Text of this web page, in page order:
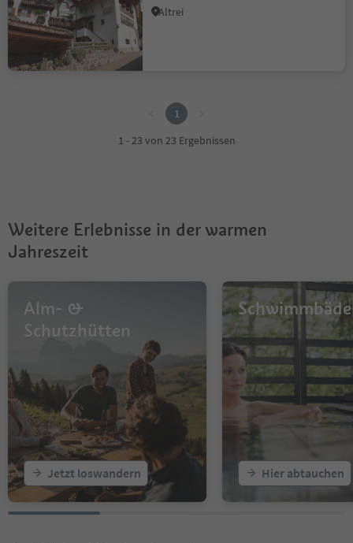
Altrei
1
1 - 23 von 23 Ergebnissen
Weitere Erlebnisse in der warmen
Jahreszeit
Alm- &
Schutzhütten
Jetzt loswandern Hier abtauchen